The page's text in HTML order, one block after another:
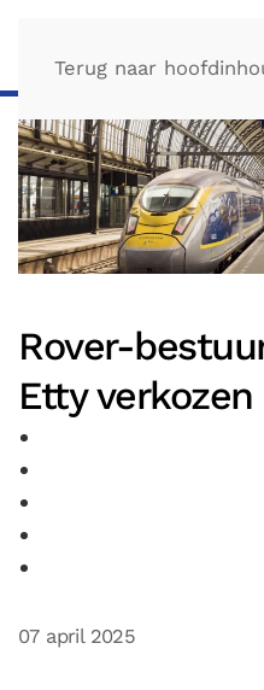
Terug naar
Rover-
Etty
07 april 2025